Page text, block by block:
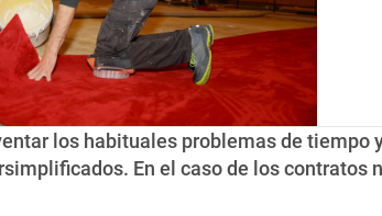
los habituales problemas de tiempo
En el caso de los contratos